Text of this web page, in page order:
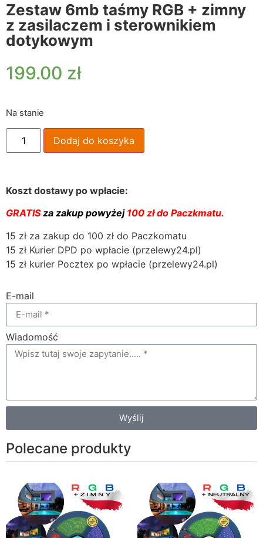
Zestaw 6mb taśmy RGB + zimny
z zasilaczem i sterownikiem
dotykowym
199.00 zł
Na stanie
Dodaj do koszyka
Koszt dostawy po wpłacie:
GRATISza zakup powyżej100 zł do Paczkmatu.
15 zł za zakup do 100 zł do Paczkomatu
15 zł Kurier DPD po wpłacie (przelewy24.pl)
15 zł kurier Pocztex po wpłacie (przelewy24.pl)
E-mail
Wiadomość
Wyślij
Polecane produkty